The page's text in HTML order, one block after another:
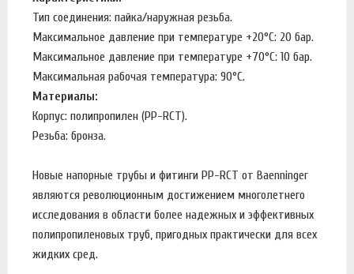
Тип соединения: пайка/наружная резьба.
Максимальное давление при температуре +20°С: 20 бар.
Максимальное давление при температуре +70°С: 10 бар.
Максимальная рабочая температура: 90°С.
Материалы:
Корпус: полипропилен (PP-RCT).
Резьба: бронза.
Новые напорные трубы и фитинги PP-RCT от Baenninger
являются революционным достижением многолетнего
исследования в области более надежных и эффективных
полипропиленовых труб, пригодных практически для всех
жидких сред.